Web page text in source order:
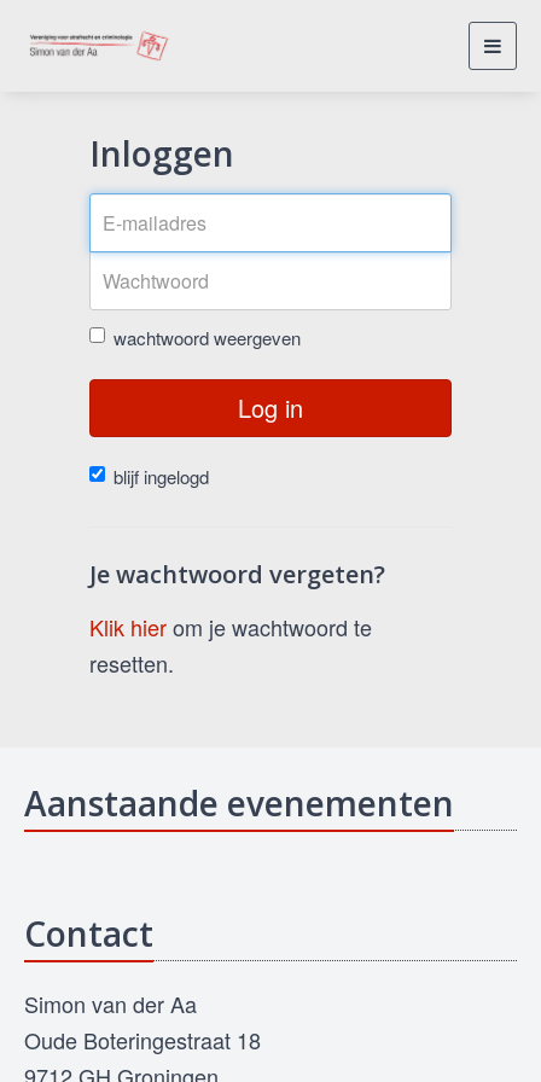
Inloggen
wachtwoord weergeven
Log in
blijf ingelogd
Je wachtwoord vergeten?
Klik hierom je wachtwoord te
resetten.
Aanstaande evenementen
Contact
Simon van der Aa
Oude Boteringestraat 18